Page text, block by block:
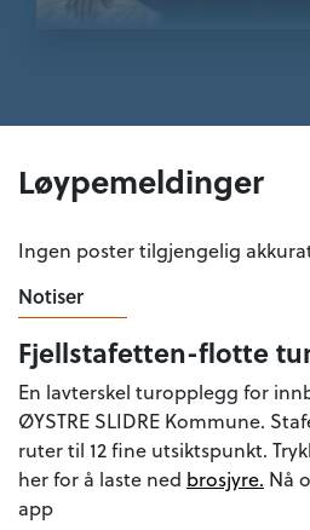
Løypemeldinger
Ingen poster tilgjengelig
Notiser
Fjellstafetten-flotte
En lavterskel turopplegg for
ØYSTRE SLIDRE Kommune.
ruter til 12 fine utsiktspunkt.
her for å laste ned brosjyre. Nå
app